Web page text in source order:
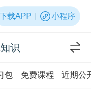
下载APP 小程序
识
包 免费课程 近期公